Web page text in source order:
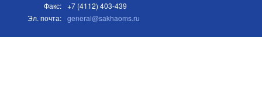
Факс: +7 (4112) 403-439
Эл. почта: general@sakhaoms.ru